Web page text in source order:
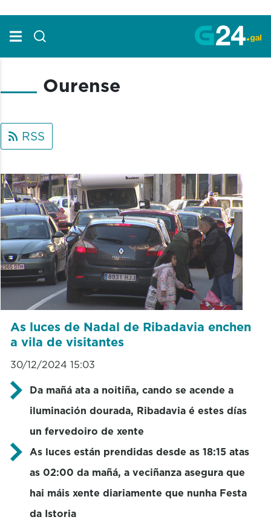
Ourense
RSS
As luces de Nadal de Ribadavia enchen
a vila de visitantes
30/12/2024 15:03
Da mañá ata a noitiña, cando se acende a
iluminación dourada, Ribadavia é estes días
un fervedoiro de xente
As luces están prendidas desde as 18:15 atas
as 02:00 da mañá, a veciñanza asegura que
hai máis xente diariamente que nunha Festa
da Istoria